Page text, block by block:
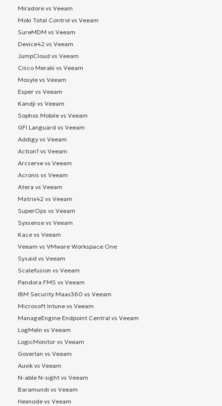
Miradore vs Veeam
Moki Total Control vs Veeam
SureMDM vs Veeam
Device42 vs Veeam
JumpCloud vs Veeam
Cisco Meraki vs Veeam
Mosyle vs Veeam
Esper vs Veeam
Kandji vs Veeam
Sophos Mobile vs Veeam
GFI Languard vs Veeam
Addigy vs Veeam
Action1 vs Veeam
Arcserve vs Veeam
Acronis vs Veeam
Atera vs Veeam
Matrix42 vs Veeam
SuperOps vs Veeam
Syxsense vs Veeam
Kace vs Veeam
Veeam vs VMware Workspace One
Sysaid vs Veeam
Scalefusion vs Veeam
Pandora FMS vs Veeam
IBM Security Maas360 vs Veeam
Microsoft Intune vs Veeam
ManageEngine Endpoint Central vs Veeam
LogMeIn vs Veeam
LogicMonitor vs Veeam
Goverlan vs Veeam
Auvik vs Veeam
N-able N-sight vs Veeam
Baramundi vs Veeam
Hexnode vs Veeam